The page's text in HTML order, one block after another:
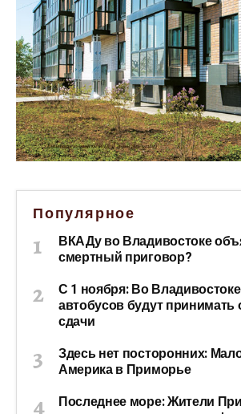
Популярное
ВКАДу во Владивостоке
смертный приговор?
С 1 ноября: Во
автобусов будут принимать
сдачи
Здесь нет посторонних:
Америка в Приморье
Последнее море: Жители